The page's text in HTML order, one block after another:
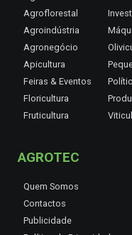
Agroflorestal
Agroindústria
Agronegócio
Apicultura
Feiras & Eventos
Floricultura
Fruticultura
AGROTEC
Quem Somos
Contactos
Publicidade